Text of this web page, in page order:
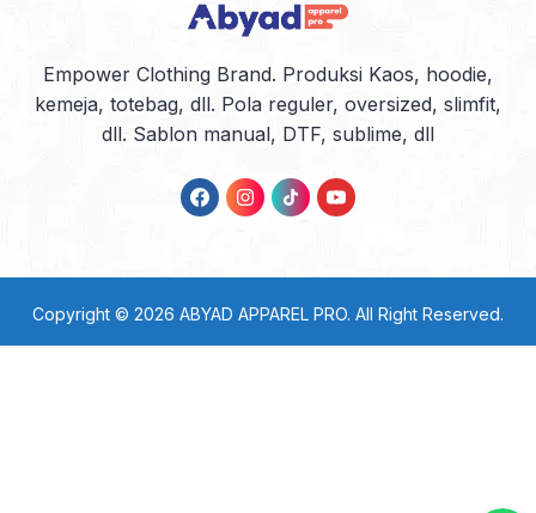
Empower Clothing Brand. Produksi Kaos, hoodie,
kemeja, totebag, dll. Pola reguler, oversized, slimfit,
dll. Sablon manual, DTF, sublime, dll
Copyright © 2026 ABYAD APPAREL PRO. All Right Reserved.